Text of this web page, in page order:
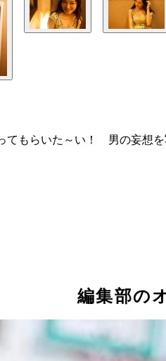
もらいた～い！ 男の妄想
編集部の